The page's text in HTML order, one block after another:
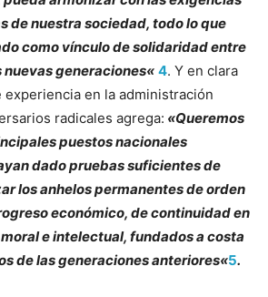
de nuestra sociedad, todo lo que
como vínculo de solidaridad entre
nuevas generaciones« 4. Y en clara
experiencia en la administración
radicales agrega: «Queremos
puestos nacionales
dado pruebas suficientes de
los anhelos permanentes de orden
económico, de continuidad en
e intelectual, fundados a costa
de las generaciones anteriores«5.